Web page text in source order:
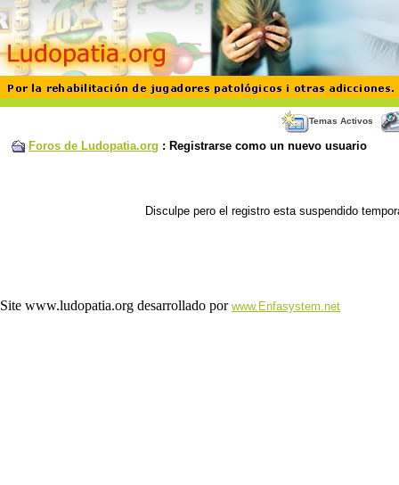
Temas Activos
Foros de Ludopatia.org : Registrarse como un nuevo usuario
Disculpe pero el registro esta suspendido
Site www.ludopatia.org desarrollado por www.Enfasystem.net